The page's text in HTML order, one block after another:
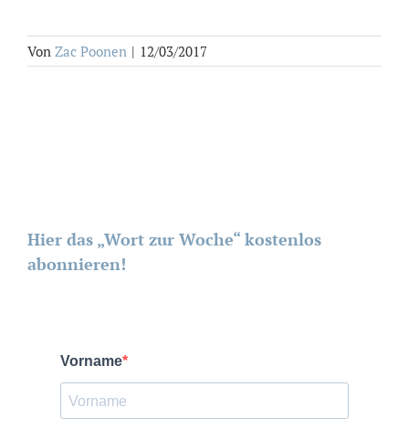
Von Zac Poonen | 12/03/2017
Hier das „Wort zur Woche“ kostenlos
abonnieren!